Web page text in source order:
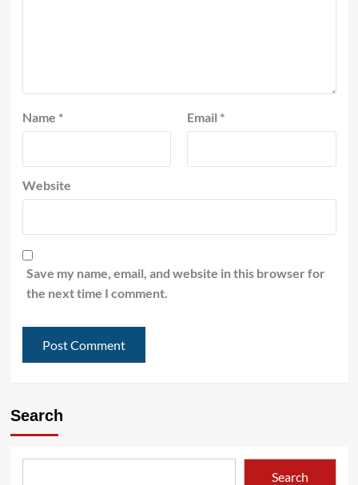
Name * Email *
Website
Save my name, email, and website in this browser for
the next time I comment.
Search
Search